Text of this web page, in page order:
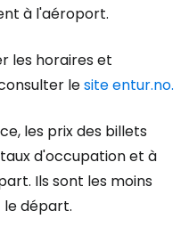
à l'aéroport.
les horaires et
lesite entur.no.
les prix des billets
d'occupation et à
Ils sont les moins
le départ.